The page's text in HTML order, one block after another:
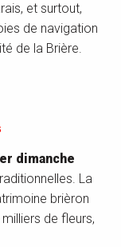
et surtout,
de navigation
de la Brière.
dimanche
La
brièron
de fleurs,